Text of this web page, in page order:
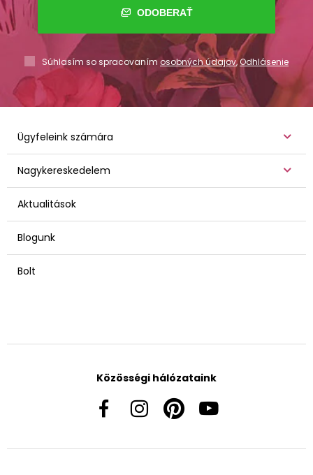
ODOBERAŤ
Súhlasím so spracovaním osobných údajov,Odhlásenie
Ügyfeleink számára
Nagykereskedelem
Aktualitások
Blogunk
Bolt
Közösségi hálózataink